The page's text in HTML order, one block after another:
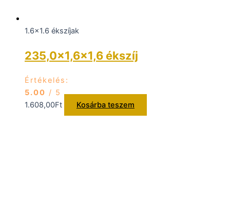
1.6x1.6 ékszíjak
235,0×1,6×1,6 ékszíj
Értékelés:
5.00 / 5
1.608,00Ft Kosárba teszem